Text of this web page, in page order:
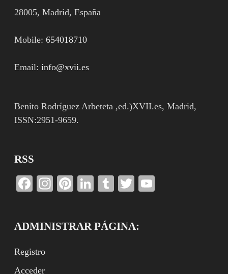
28005, Madrid, España
Mobile:654018710
Email:info@xvii.es
Benito Rodríguez Arbeteta ,ed.)XVII.es, Madrid,
ISSN:2951-9659.
RSS
Facebook
Instagram
Pinterest
LinkedIn
TumblrTwitter
ADMINISTRAR PÁGINA:
Registro
Acceder